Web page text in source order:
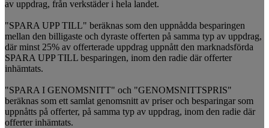
av uppdrag, från verkstäder i hela landet.
"SPARA UPP TILL" beräknas som den uppnådda besparingen
mellan den billigaste och dyraste offerten på samma typ av uppdrag,
där minst 25% av offerterade uppdrag uppnått den marknadsförda
SPARA UPP TILL besparingen, inom den radie där offerter
inhämtats.
"SPARA I GENOMSNITT" och "GENOMSNITTSPRIS"
beräknas som ett samlat genomsnitt av priser och besparingar som
uppnåtts på offerter, på samma typ av uppdrag, inom den radie där
offerter inhämtats.